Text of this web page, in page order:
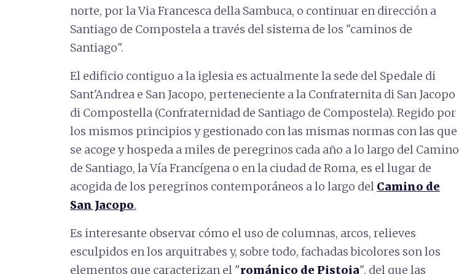
norte, por la Via Francesca della Sambuca, o continuar en dirección a
Santiago de Compostela a través del sistema de los "caminos de
Santiago".
El edificio contiguo a la iglesia es actualmente la sede del Spedale di
Sant'Andrea e San Jacopo, perteneciente a la Confraternita di San Jacopo
di Compostella (Confraternidad de Santiago de Compostela). Regido por
los mismos principios y gestionado con las mismas normas con las que
se acoge y hospeda a miles de peregrinos cada año a lo largo del Camino
de Santiago, la Vía Francígena o en la ciudad de Roma, es el lugar de
acogida de los peregrinos contemporáneos a lo largo del Camino de
San Jacopo.
Es interesante observar cómo el uso de columnas, arcos, relieves
esculpidos en los arquitrabes y, sobre todo, fachadas bicolores son los
elementos que caracterizan el "románico de Pistoia", del que las